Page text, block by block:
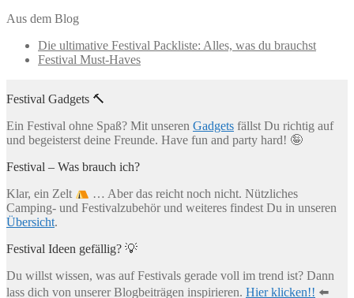
Aus dem Blog
Die ultimative Festival Packliste: Alles, was du brauchst
Festival Must-Haves
Festival Gadgets 🔨
Ein Festival ohne Spaß? Mit unseren Gadgets fällst Du richtig auf
und begeisterst deine Freunde. Have fun and party hard! 🤪
Festival – Was brauch ich?
Klar, ein Zelt
… Aber das reicht noch nicht. Nützliches
Camping- und Festivalzubehör und weiteres findest Du in unseren
Übersicht.
Festival Ideen gefällig? 💡
Du willst wissen, was auf Festivals gerade voll im trend ist? Dann
lass dich von unserer Blogbeiträgen inspirieren. Hier klicken!! ⬅️